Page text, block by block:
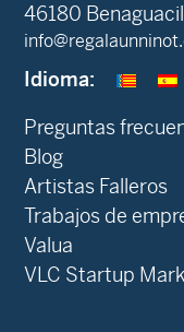
46180
Idioma:
Preguntas
Blog
Artistas Falleros
Trabajos de
Valua
VLC Startup